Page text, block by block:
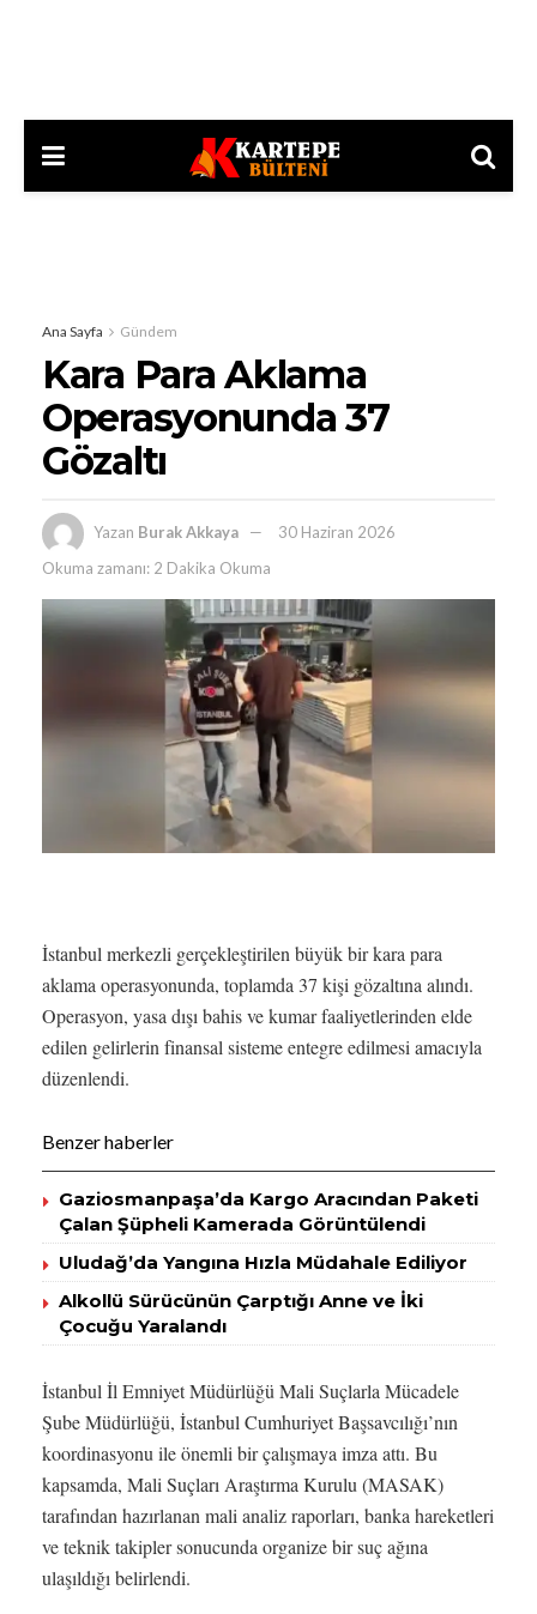
Ana Sayfa Gündem
Kara Para Aklama
Operasyonunda 37
Gözaltı
Yazan Burak Akkaya
30 Haziran 2026
Okuma zamanı: 2 Dakika Okuma
İstanbul merkezli gerçekleştirilen büyük bir kara para
aklama operasyonunda, toplamda 37 kişi gözaltına alındı.
Operasyon, yasa dışı bahis ve kumar faaliyetlerinden elde
edilen gelirlerin finansal sisteme entegre edilmesi amacıyla
düzenlendi.
Benzer haberler
Gaziosmanpaşa’da Kargo Aracından Paketi
Çalan Şüpheli Kamerada Görüntülendi
Uludağ’da Yangına Hızla Müdahale Ediliyor
Alkollü Sürücünün Çarptığı Anne ve İki
Çocuğu Yaralandı
İstanbul İl Emniyet Müdürlüğü Mali Suçlarla Mücadele
Şube Müdürlüğü, İstanbul Cumhuriyet Başsavcılığı’nın
koordinasyonu ile önemli bir çalışmaya imza attı. Bu
kapsamda, Mali Suçları Araştırma Kurulu (MASAK)
tarafından hazırlanan mali analiz raporları, banka hareketleri
ve teknik takipler sonucunda organize bir suç ağına
ulaşıldığı belirlendi.